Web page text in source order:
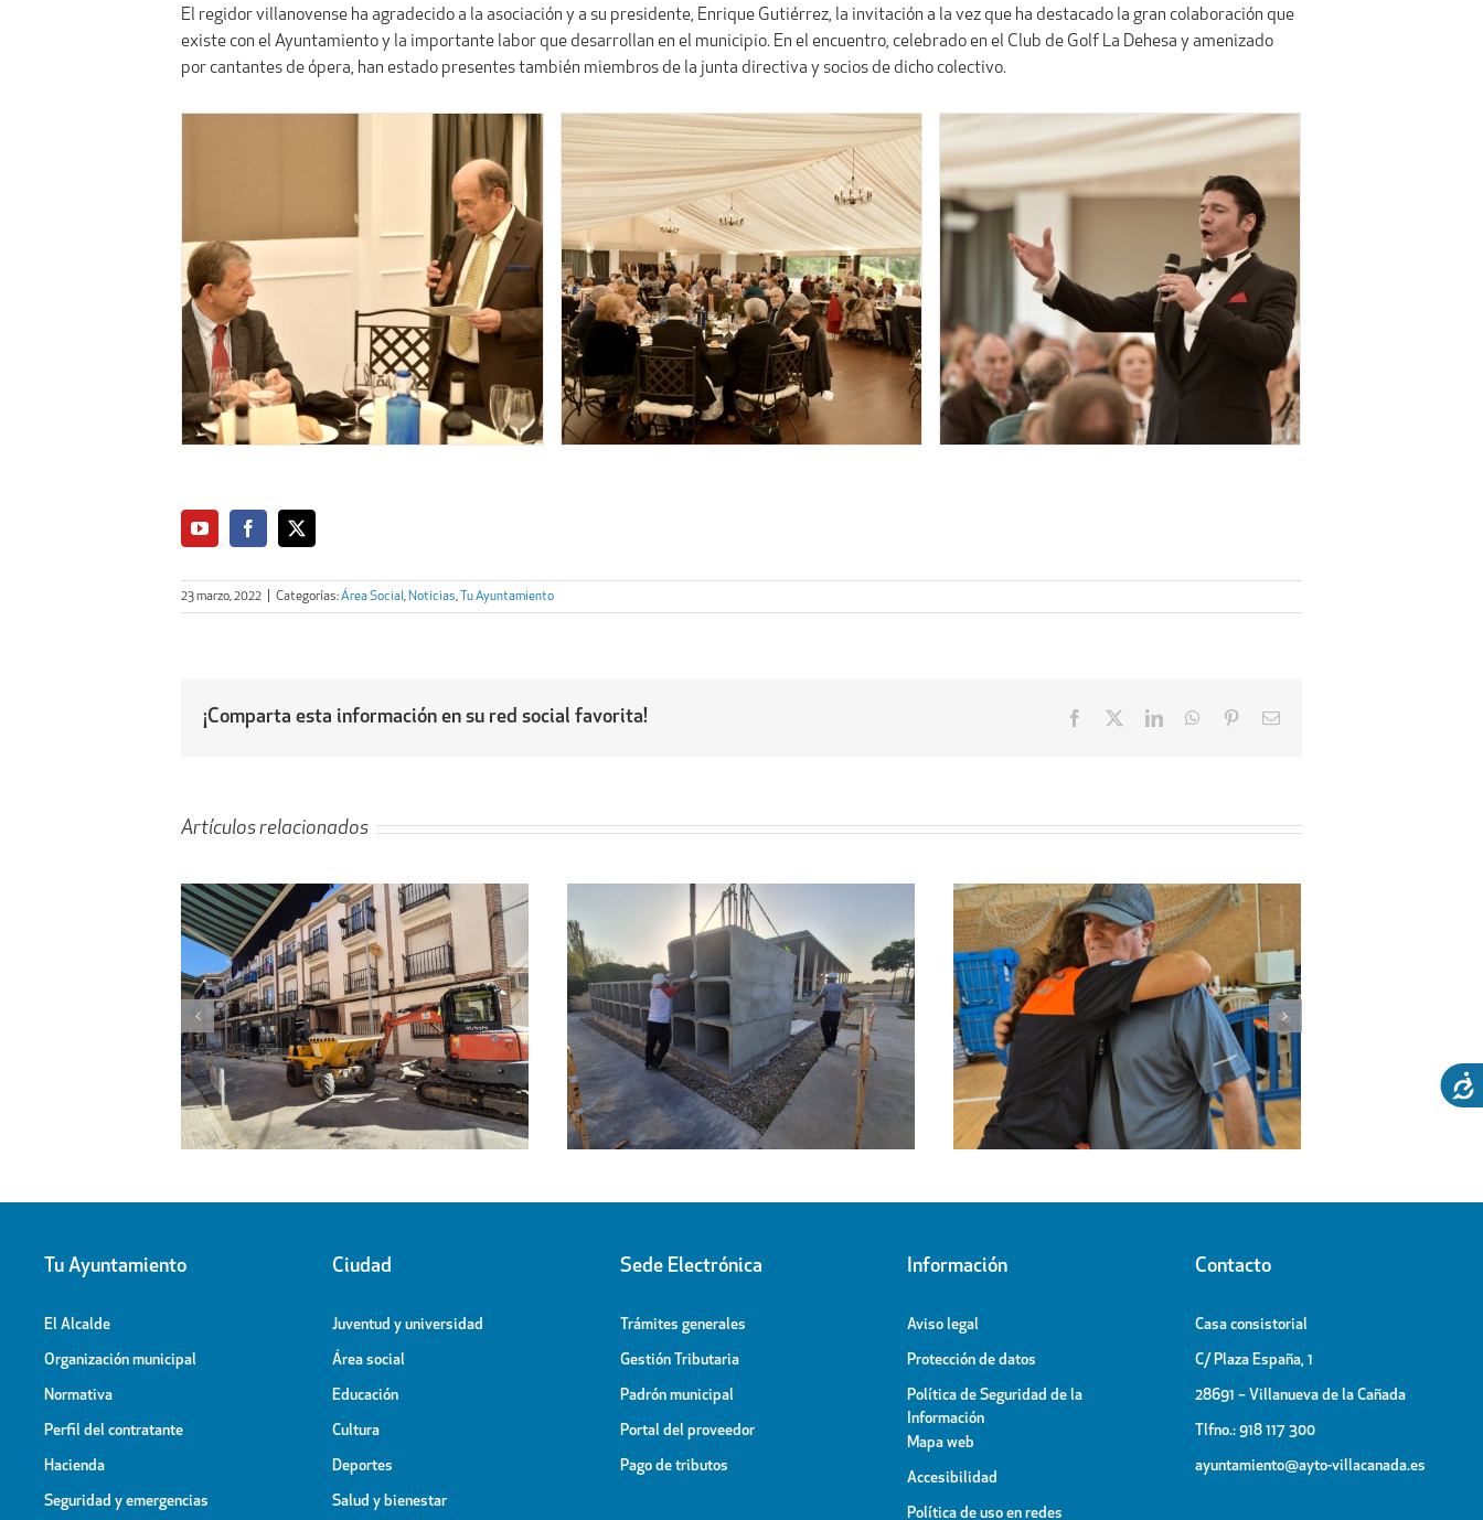
El regidor villanovense ha agradecido a la asociación y a su presidente, Enrique Gutiérrez, la invitación a la vez que ha destacado la gran colaboración que
existe con el Ayuntamiento y la importante labor que desarrollan en el municipio. En el encuentro, celebrado en el Club de Golf La Dehesa y amenizado
por cantantes de ópera, han estado presentes también miembros de la junta directiva y socios de dicho colectivo.
23 marzo, 2022 Categorías:Área Social, Noticias, Tu Ayuntamiento
¡Comparta esta información en su red social favorita! Facebook LinkedInWhatsApp
PinterestEmail
Artículos relacionados
Obras de ampliación del
Cementerio-Tanatorio Municipal
Regresa a sus hogares el centenar
de personas acogidas en el
Pabellón Cubierto
El espectáculo de la Generación
OT, broche final de las Fiestas
Patronales
Tu Ayuntamiento
El Alcalde
Organización municipal
Normativa
Perfil del contratante
Hacienda
Seguridad y emergencias
Ciudad
Juventud y universidad
Área social
Educación
Cultura
Deportes
Salud y bienestar
Sede Electrónica
Trámites generales
Gestión Tributaria
Padrón municipal
Portal del proveedor
Pago de tributos
Información
Aviso legal
Protección de datos
Política de Seguridad de la
Información
Mapa web
Accesibilidad
Política de uso en redes
Contacto
Casa consistorial
C/ Plaza España, 1
28691 – Villanueva de la Cañada
Tlfno.: 918 117 300
ayuntamiento@ayto-villacanada.es